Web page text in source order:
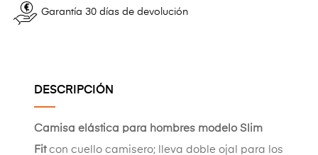
Garantía 30 días de devolución
DESCRIPCIÓN
Camisa elástica para hombres modelo Slim
Fitcon cuello camisero; lleva doble ojal para los